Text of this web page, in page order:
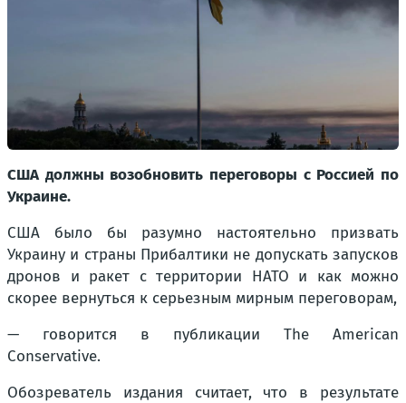
США должны возобновить переговоры с Россией по
Украине.
США было бы разумно настоятельно призвать
Украину и страны Прибалтики не допускать запусков
дронов и ракет с территории НАТО и как можно
скорее вернуться к серьезным мирным переговорам,
— говорится в публикации The American
Conservative.
Обозреватель издания считает, что в результате